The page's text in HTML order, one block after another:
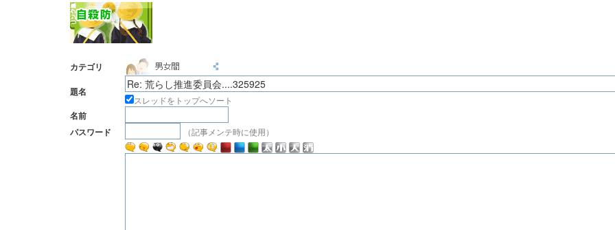
カテゴリ
題名
スレッドをトップへソート
名前
パスワード
（記事メンテ時に使用）